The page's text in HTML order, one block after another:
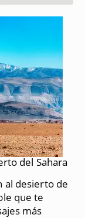
del Sahara
al desierto de
que te
más